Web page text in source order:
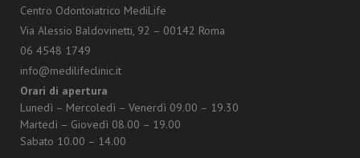
Centro Odontoiatrico MediLife
Via Alessio Baldovinetti, 92 – 00142 Roma
06 4548 1749
info@medilifeclinic.it
Orari di apertura
Lunedì – Mercoledì – Venerdì 09.00 – 19.30
Martedì – Giovedì 08.00 – 19.00
Sabato 10.00 – 14.00